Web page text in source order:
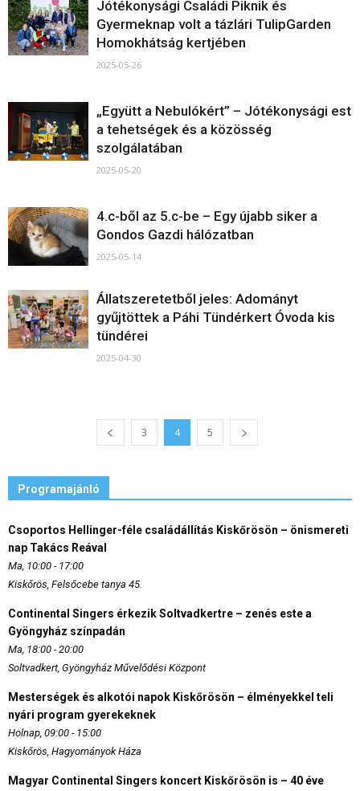
Jótékonysági Családi Piknik és
Gyermeknap volt a tázlári TulipGarden
Homokhátság kertjében
2025-05-26
„Együtt a Nebulókért” – Jótékonysági est
a tehetségek és a közösség
szolgálatában
2025-05-20
4.c-ből az 5.c-be – Egy újabb siker a
Gondos Gazdi hálózatban
2025-05-14
Állatszeretetből jeles: Adományt
gyűjtöttek a Páhi Tündérkert Óvoda kis
tündérei
2025-04-30
3 4 5
Programajánló
Csoportos Hellinger-féle családállítás Kiskőrösön – önismereti
nap Takács Reával
Ma, 10:00 - 17:00
Kiskőrös, Felsőcebe tanya 45.
Continental Singers érkezik Soltvadkertre – zenés este a
Gyöngyház színpadán
Ma, 18:00 - 20:00
Soltvadkert, Gyöngyház Művelődési Központ
Mesterségek és alkotói napok Kiskőrösön – élményekkel teli
nyári program gyerekeknek
Holnap, 09:00 - 15:00
Kiskőrös, Hagyományok Háza
Magyar Continental Singers koncert Kiskőrösön is – 40 éve